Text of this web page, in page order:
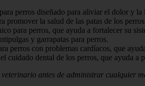
perros diseñado para aliviar el dolor y la
promover la salud de las patas de los
para perros, que ayuda a fortalecer su
y garrapatas para perros.
perros con problemas cardíacos, que
cuidado dental de los perros, que ayuda a
antes de administrar cualquier